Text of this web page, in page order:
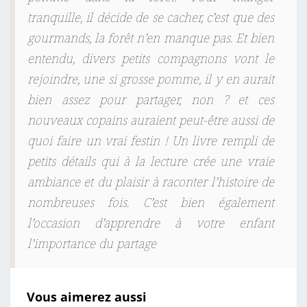
tranquille, il décide de se cacher, c’est que des
gourmands, la forêt n’en manque pas. Et bien
entendu, divers petits compagnons vont le
rejoindre, une si grosse pomme, il y en aurait
bien assez pour partager, non ? et ces
nouveaux copains auraient peut-être aussi de
quoi faire un vrai festin ! Un livre rempli de
petits détails qui à la lecture crée une vraie
ambiance et du plaisir à raconter l’histoire de
nombreuses fois. C’est bien également
l’occasion d’apprendre à votre enfant
l’importance du partage
Vous aimerez aussi